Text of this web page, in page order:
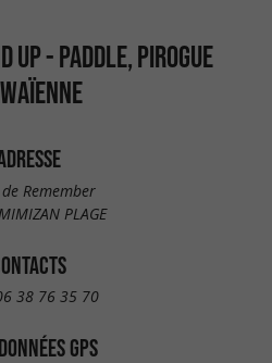
UP - PADDLE, PIROGUE
Remember
PLAGE
38 76 35 70
GPS